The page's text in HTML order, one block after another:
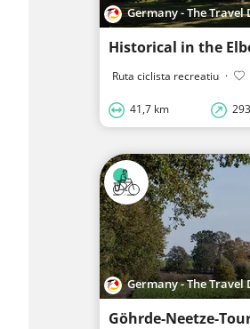
Germany - The
Historical in the
Ruta ciclista recreatiu ·
41,7 km
Germany - The
Göhrde-Neetze-